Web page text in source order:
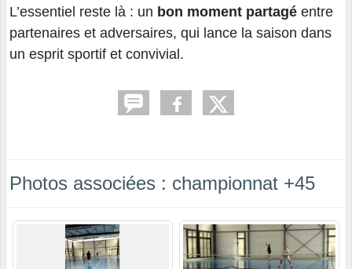
L’essentiel reste là : un bon moment partagé entre
partenaires et adversaires, qui lance la saison dans
un esprit sportif et convivial.
Photos associées : championnat +45